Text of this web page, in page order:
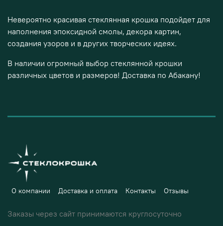
Невероятно красивая стеклянная крошка подойдет для
наполнения эпоксидной смолы, декора картин,
создания узоров и в других творческих идеях.
В наличии огромный выбор стеклянной крошки
различных цветов и размеров! Доставка по Абакану!
О компании Доставка и оплата Контакты Отзывы
Заказы через сайт принимаются круглосуточно